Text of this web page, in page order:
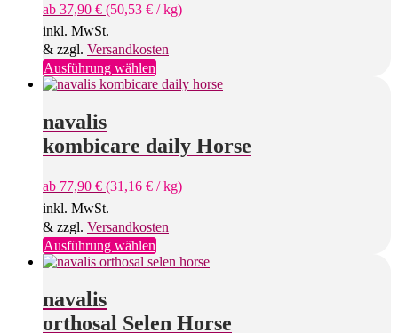
ab 37,90 € (50,53 € /kg)
inkl. MwSt.
& zzgl. Versandkosten
Ausführung wählenDieses
Produkt
auf.
Optionen
können
der
Produktseite
gewählt
navalis
kombicare daily Horse
ab 77,90 € (31,16 € /kg)
inkl. MwSt.
& zzgl. Versandkosten
Ausführung wählenDieses
Produkt
auf.
navalis
orthosal Selen Horse